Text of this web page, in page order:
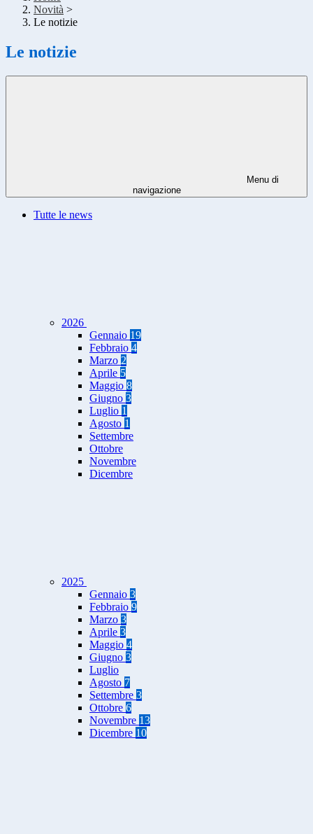
Novità >
Le notizie
Le notizie
Menu di
navigazione
Tutte le news
2026
Gennaio 19
Febbraio 4
Marzo 2
Aprile 5
Maggio 8
Giugno 3
Luglio 1
Agosto 1
Settembre
Ottobre
Novembre
Dicembre
2025
Gennaio 3
Febbraio 9
Marzo 3
Aprile 3
Maggio 4
Giugno 3
Luglio
Agosto 7
Settembre 3
Ottobre 6
Novembre 13
Dicembre 10